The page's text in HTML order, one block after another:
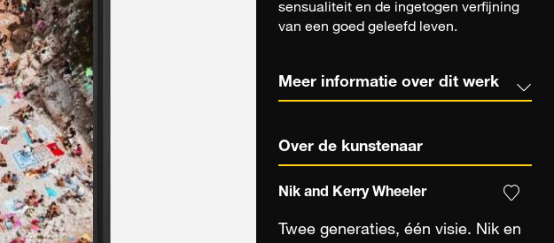
sensualiteit en de ingetogen verfijning
van een goed geleefd leven.
Meer informatie over dit werk
Over de kunstenaar
Nik and Kerry Wheeler
Twee generaties, één visie. Nik en